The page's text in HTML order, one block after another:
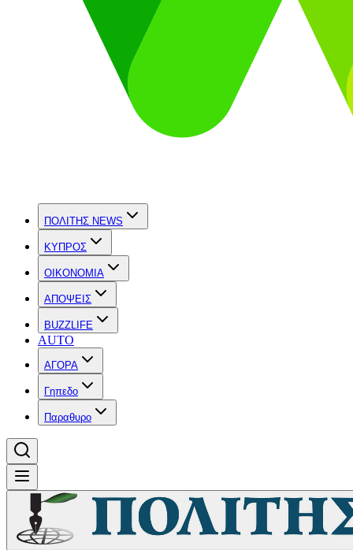
ΠΟΛΙΤΗΣ NEWS
ΚΥΠΡΟΣ
OIKONOMIA
ΑΠΟΨΕΙΣ
BUZZLIFE
AUTO
ΑΓΟΡΑ
Γηπεδο
Παραθυρο